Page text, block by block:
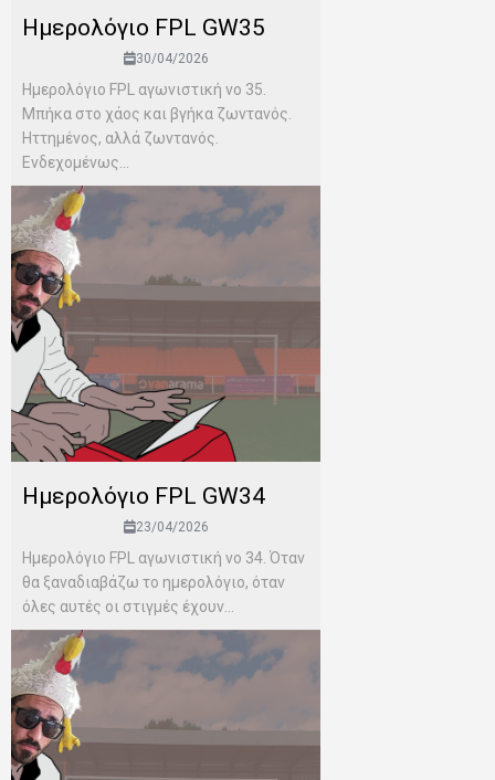
Ημερολόγιο FPL GW35
30/04/2026
Ημερολόγιο FPL αγωνιστική νο 35.
Μπήκα στο χάος και βγήκα ζωντανός.
Ηττημένος, αλλά ζωντανός.
Ενδεχομένως...
Ημερολόγιο FPL GW34
23/04/2026
Ημερολόγιο FPL αγωνιστική νο 34. Όταν
θα ξαναδιαβάζω το ημερολόγιο, όταν
όλες αυτές οι στιγμές έχουν...